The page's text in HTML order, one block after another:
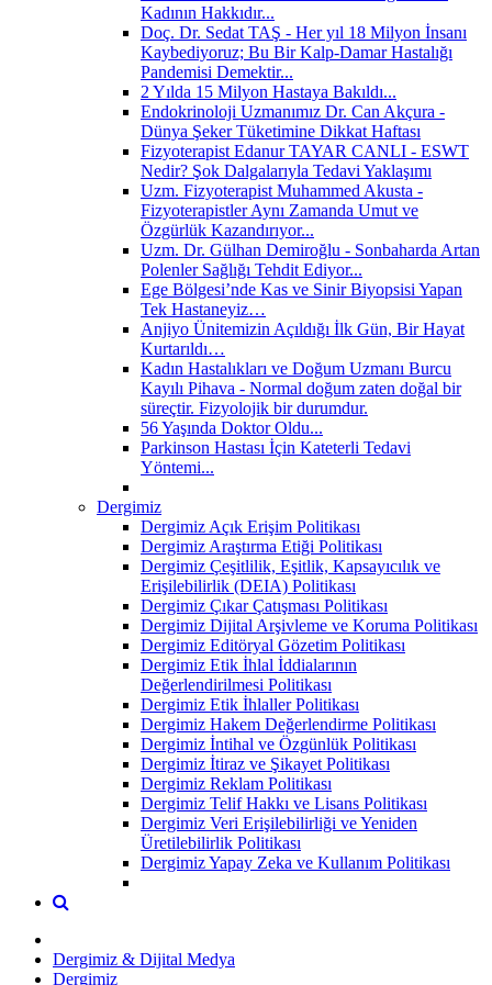
Kadının Hakkıdır...
Doç. Dr. Sedat TAŞ - Her yıl 18 Milyon İnsanı
Kaybediyoruz; Bu Bir Kalp-Damar Hastalığı
Pandemisi Demektir...
2 Yılda 15 Milyon Hastaya Bakıldı...
Endokrinoloji Uzmanımız Dr. Can Akçura -
Dünya Şeker Tüketimine Dikkat Haftası
Fizyoterapist Edanur TAYAR CANLI - ESWT
Nedir? Şok Dalgalarıyla Tedavi Yaklaşımı
Uzm. Fizyoterapist Muhammed Akusta -
Fizyoterapistler Aynı Zamanda Umut ve
Özgürlük Kazandırıyor...
Uzm. Dr. Gülhan Demiroğlu - Sonbaharda Artan
Polenler Sağlığı Tehdit Ediyor...
Ege Bölgesi’nde Kas ve Sinir Biyopsisi Yapan
Tek Hastaneyiz…
Anjiyo Ünitemizin Açıldığı İlk Gün, Bir Hayat
Kurtarıldı…
Kadın Hastalıkları ve Doğum Uzmanı Burcu
Kayılı Pihava - Normal doğum zaten doğal bir
süreçtir. Fizyolojik bir durumdur.
56 Yaşında Doktor Oldu...
Parkinson Hastası İçin Kateterli Tedavi
Yöntemi...
Dergimiz
Dergimiz Açık Erişim Politikası
Dergimiz Araştırma Etiği Politikası
Dergimiz Çeşitlilik, Eşitlik, Kapsayıcılık ve
Erişilebilirlik (DEIA) Politikası
Dergimiz Çıkar Çatışması Politikası
Dergimiz Dijital Arşivleme ve Koruma Politikası
Dergimiz Editöryal Gözetim Politikası
Dergimiz Etik İhlal İddialarının
Değerlendirilmesi Politikası
Dergimiz Etik İhlaller Politikası
Dergimiz Hakem Değerlendirme Politikası
Dergimiz İntihal ve Özgünlük Politikası
Dergimiz İtiraz ve Şikayet Politikası
Dergimiz Reklam Politikası
Dergimiz Telif Hakkı ve Lisans Politikası
Dergimiz Veri Erişilebilirliği ve Yeniden
Üretilebilirlik Politikası
Dergimiz Yapay Zeka ve Kullanım Politikası
Dergimiz & Dijital Medya
Dergimiz